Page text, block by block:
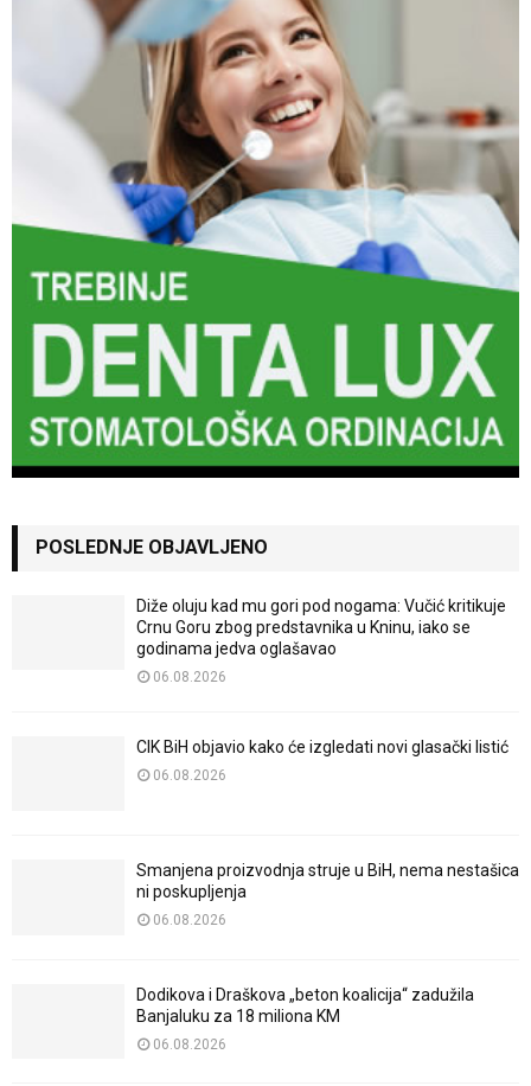
POSLEDNJE OBJAVLJENO
Diže oluju kad mu gori pod nogama: Vučić kritikuje
Crnu Goru zbog predstavnika u Kninu, iako se
godinama jedva oglašavao
06.08.2026
CIK BiH objavio kako će izgledati novi glasački listić
06.08.2026
Smanjena proizvodnja struje u BiH, nema nestašica
ni poskupljenja
06.08.2026
Dodikova i Draškova „beton koalicija“ zadužila
Banjaluku za 18 miliona KM
06.08.2026